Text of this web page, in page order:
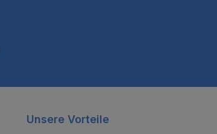
Unsere Vorteile